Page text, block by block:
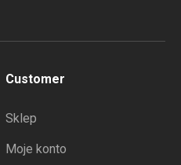
Customer
Sklep
Moje konto